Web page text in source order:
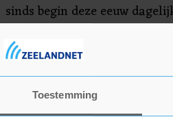
Toestemming
sinds begin deze eeuw
bijhoudt op basis van de
oliemaatschappijen, stelt dat
Automobilisten zijn